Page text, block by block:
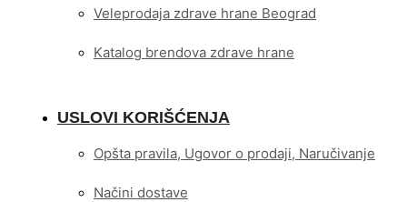
Veleprodaja zdrave hrane Beograd
Katalog brendova zdrave hrane
USLOVI KORIŠĆENJA
Opšta pravila, Ugovor o prodaji, Naručivanje
Načini dostave